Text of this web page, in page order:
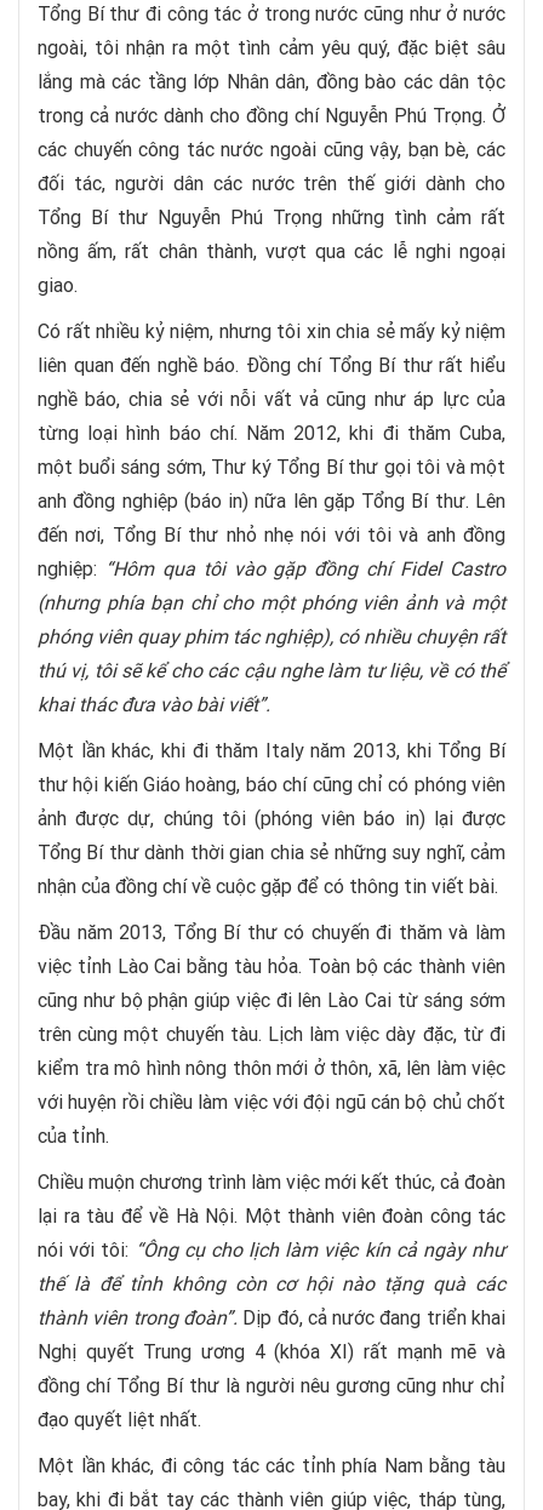
Tổng Bí thư đi công tác ở trong nước cũng như ở nước
ngoài, tôi nhận ra một tình cảm yêu quý, đặc biệt sâu
lắng mà các tầng lớp Nhân dân, đồng bào các dân tộc
trong cả nước dành cho đồng chí Nguyễn Phú Trọng. Ở
các chuyến công tác nước ngoài cũng vậy, bạn bè, các
đối tác, người dân các nước trên thế giới dành cho
Tổng Bí thư Nguyễn Phú Trọng những tình cảm rất
nồng ấm, rất chân thành, vượt qua các lễ nghi ngoại
giao.
Có rất nhiều kỷ niệm, nhưng tôi xin chia sẻ mấy kỷ niệm
liên quan đến nghề báo. Đồng chí Tổng Bí thư rất hiểu
nghề báo, chia sẻ với nỗi vất vả cũng như áp lực của
từng loại hình báo chí. Năm 2012, khi đi thăm Cuba,
một buổi sáng sớm, Thư ký Tổng Bí thư gọi tôi và một
anh đồng nghiệp (báo in) nữa lên gặp Tổng Bí thư. Lên
đến nơi, Tổng Bí thư nhỏ nhẹ nói với tôi và anh đồng
nghiệp: “Hôm qua tôi vào gặp đồng chí Fidel Castro
(nhưng phía bạn chỉ cho một phóng viên ảnh và một
phóng viên quay phim tác nghiệp), có nhiều chuyện rất
thú vị, tôi sẽ kể cho các cậu nghe làm tư liệu, về có thể
khai thác đưa vào bài viết”.
Một lần khác, khi đi thăm Italy năm 2013, khi Tổng Bí
thư hội kiến Giáo hoàng, báo chí cũng chỉ có phóng viên
ảnh được dự, chúng tôi (phóng viên báo in) lại được
Tổng Bí thư dành thời gian chia sẻ những suy nghĩ, cảm
nhận của đồng chí về cuộc gặp để có thông tin viết bài.
Đầu năm 2013, Tổng Bí thư có chuyến đi thăm và làm
việc tỉnh Lào Cai bằng tàu hỏa. Toàn bộ các thành viên
cũng như bộ phận giúp việc đi lên Lào Cai từ sáng sớm
trên cùng một chuyến tàu. Lịch làm việc dày đặc, từ đi
kiểm tra mô hình nông thôn mới ở thôn, xã, lên làm việc
với huyện rồi chiều làm việc với đội ngũ cán bộ chủ chốt
của tỉnh.
Chiều muộn chương trình làm việc mới kết thúc, cả đoàn
lại ra tàu để về Hà Nội. Một thành viên đoàn công tác
nói với tôi: “Ông cụ cho lịch làm việc kín cả ngày như
thế là để tỉnh không còn cơ hội nào tặng quà các
thành viên trong đoàn”. Dịp đó, cả nước đang triển khai
Nghị quyết Trung ương 4 (khóa XI) rất mạnh mẽ và
đồng chí Tổng Bí thư là người nêu gương cũng như chỉ
đạo quyết liệt nhất.
Một lần khác, đi công tác các tỉnh phía Nam bằng tàu
bay, khi đi bắt tay các thành viên giúp việc, tháp tùng,